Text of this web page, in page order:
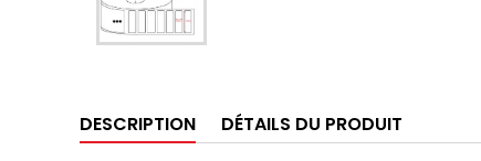
DESCRIPTION DÉTAILS DU PRODUIT